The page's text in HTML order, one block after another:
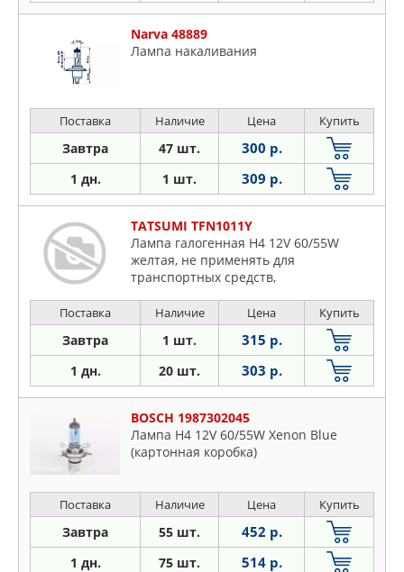
Narva 48889
Лампа накаливания
Поставка Наличие Цена Купить
Завтра 47 шт. 300 р.
1 дн. 1 шт. 309 р.
TATSUMI TFN1011Y
Лампа галогенная H4 12V 60/55W
желтая, не применять для
транспортных средств,
на автомобильных дорогах общего
пользования
Поставка Наличие Цена Купить
Завтра 1 шт. 315 р.
1 дн. 20 шт. 303 р.
BOSCH 1987302045
Лампа H4 12V 60/55W Xenon Blue
(картонная коробка)
Поставка Наличие Цена Купить
Завтра 55 шт. 452 р.
1 дн. 75 шт. 514 р.